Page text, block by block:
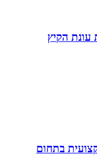
עונת הקיץ
בתחום